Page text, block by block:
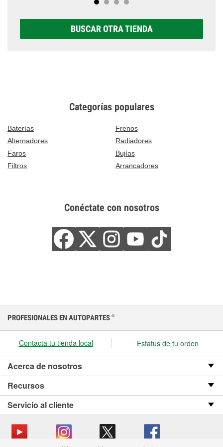
BUSCAR OTRA TIENDA
Categorías populares
Baterías
Frenos
Alternadores
Radiadores
Faros
Bujías
Filtros
Arrancadores
Conéctate con nosotros
PROFESIONALES EN AUTOPARTES ®
Contacta tu tienda local Estatus de tu orden
Acerca de nosotros
Recursos
Servicio al cliente